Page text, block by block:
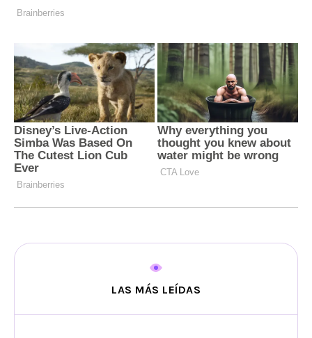
LAS MÁS LEÍDAS